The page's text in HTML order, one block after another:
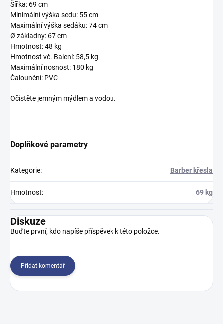
Šířka: 69 cm
Minimální výška sedu: 55 cm
Maximální výška sedáku: 74 cm
Ø základny: 67 cm
Hmotnost: 48 kg
Hmotnost vč. Balení: 58,5 kg
Maximální nosnost: 180 kg
Čalounění: PVC
Očistěte jemným mýdlem a vodou.
Doplňkové parametry
Kategorie: Barber křesla
Hmotnost: 69 kg
Diskuze
Buďte první, kdo napíše příspěvek k této položce.
Přidat komentář